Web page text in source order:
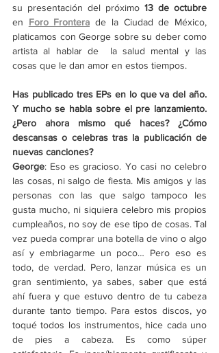
su presentación del próximo 13 de octubre
en Foro Frontera de la Ciudad de México,
platicamos con George sobre su deber como
artista al hablar de  la salud mental y las
cosas que le dan amor en estos tiempos.
Has publicado tres EPs en lo que va del año.
Y mucho se habla sobre el pre lanzamiento.
¿Pero ahora mismo qué haces? ¿Cómo
descansas o celebras tras la publicación de
nuevas canciones?
George: Eso es gracioso. Yo casi no celebro
las cosas, ni salgo de fiesta. Mis amigos y las
personas con las que salgo tampoco les
gusta mucho, ni siquiera celebro mis propios
cumpleaños, no soy de ese tipo de cosas. Tal
vez pueda comprar una botella de vino o algo
así y embriagarme un poco… Pero eso es
todo, de verdad. Pero, lanzar música es un
gran sentimiento, ya sabes, saber que está
ahí fuera y que estuvo dentro de tu cabeza
durante tanto tiempo. Para estos discos, yo
toqué todos los instrumentos, hice cada uno
de pies a cabeza. Es como súper